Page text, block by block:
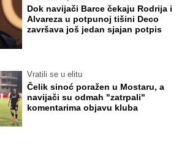
Dok navijači Barce čekaju Rodrija i
Alvareza u potpunoj tišini Deco
završava još jedan sjajan potpis
Vratili se u elitu
Čelik sinoć poražen u Mostaru, a
navijači su odmah "zatrpali"
komentarima objavu kluba